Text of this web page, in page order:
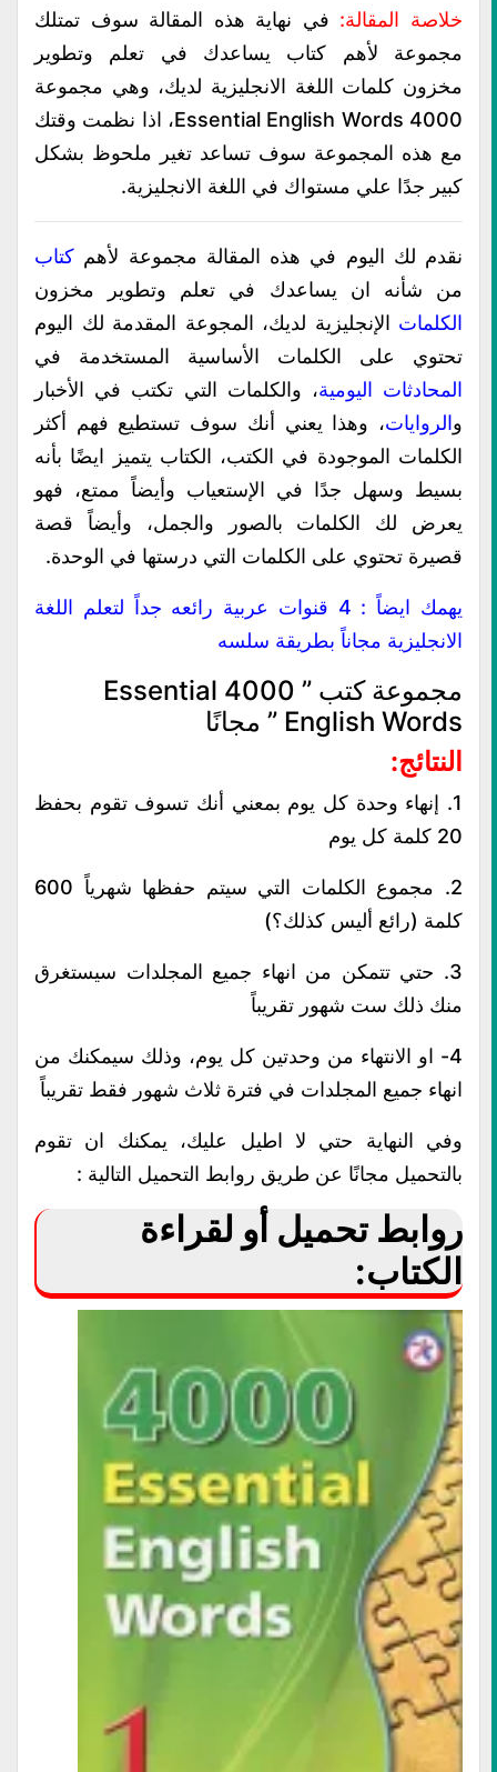
خلاصة المقالة: في نهاية هذه المقالة سوف تمتلك
مجموعة لأهم كتاب يساعدك في تعلم وتطوير
مخزون كلمات اللغة الانجليزية لديك، وهي مجموعة
4000 Essential English Words، اذا نظمت وقتك
مع هذه المجموعة سوف تساعد تغير ملحوظ بشكل
كبير جدًا علي مستواك في اللغة الانجليزية.
نقدم لك اليوم في هذه المقالة مجموعة لأهم كتاب
من شأنه ان يساعدك في تعلم وتطوير مخزون
الكلمات الإنجليزية لديك، المجوعة المقدمة لك اليوم
تحتوي على الكلمات الأساسية المستخدمة في
المحادثات اليومية، والكلمات التي تكتب في الأخبار
والروايات، وهذا يعني أنك سوف تستطيع فهم أكثر
الكلمات الموجودة في الكتب، الكتاب يتميز ايضًا بأنه
بسيط وسهل جدًا في الإستعياب وأيضاً ممتع، فهو
يعرض لك الكلمات بالصور والجمل، وأيضاً قصة
قصيرة تحتوي على الكلمات التي درستها في الوحدة.
يهمك ايضاً :
4 قنوات عربية رائعه جداً لتعلم اللغة
الانجليزية مجاناً بطريقة سلسه
مجموعة كتب ” 4000 Essential
English Words ” مجانًا
النتائج:
1. إنهاء وحدة كل يوم بمعني أنك تسوف تقوم بحفظ
20 كلمة كل يوم
2. مجموع الكلمات التي سيتم حفظها شهرياً 600
كلمة (رائع أليس كذلك؟)
3. حتي تتمكن من انهاء جميع المجلدات سيستغرق
منك ذلك ست شهور تقريباً
4- او الانتهاء من وحدتين كل يوم، وذلك سيمكنك من
انهاء جميع المجلدات في فترة ثلاث شهور فقط تقريباً
وفي النهاية حتي لا اطيل عليك، يمكنك ان تقوم
بالتحميل مجانًا عن طريق روابط التحميل التالية :
روابط تحميل أو لقراءة
الكتاب: